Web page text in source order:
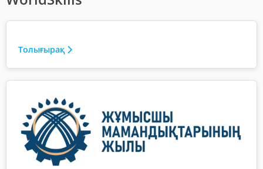
Толығырақ